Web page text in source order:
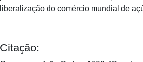
liberalização do comércio mundial de
Citação: